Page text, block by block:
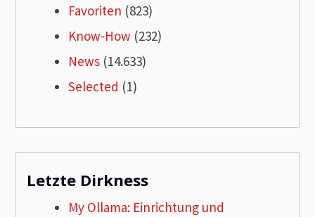
Favoriten (823)
Know-How (232)
News (14.633)
Selected (1)
Letzte Dirkness
My Ollama: Einrichtung und